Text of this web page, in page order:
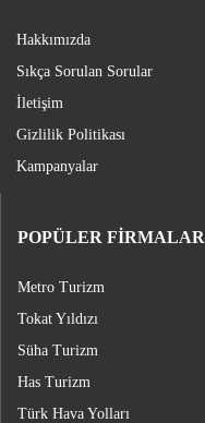
Hakkımızda
Sıkça Sorulan Sorular
İletişim
Gizlilik Politikası
Kampanyalar
POPÜLER FİRMALAR
Metro Turizm
Tokat Yıldızı
Süha Turizm
Has Turizm
Türk Hava Yolları